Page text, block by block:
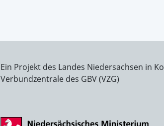
Ein Projekt des Landes Niedersachsen in
Verbundzentrale des GBV (VZG)